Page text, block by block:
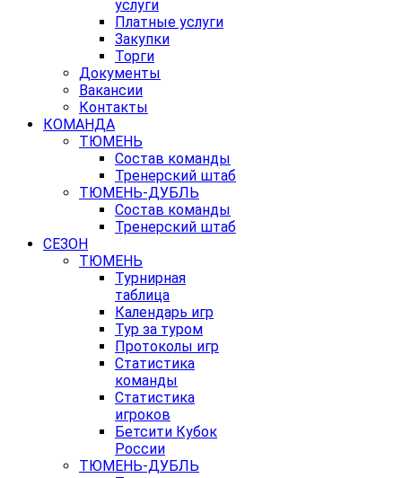
услуги
Платные услуги
Закупки
Торги
Документы
Вакансии
Контакты
КОМАНДА
ТЮМЕНЬ
Состав команды
Тренерский штаб
ТЮМЕНЬ-ДУБЛЬ
Состав команды
Тренерский штаб
СЕЗОН
ТЮМЕНЬ
Турнирная
таблица
Календарь игр
Тур за туром
Протоколы игр
Статистика
команды
Статистика
игроков
Бетсити Кубок
России
ТЮМЕНЬ-ДУБЛЬ